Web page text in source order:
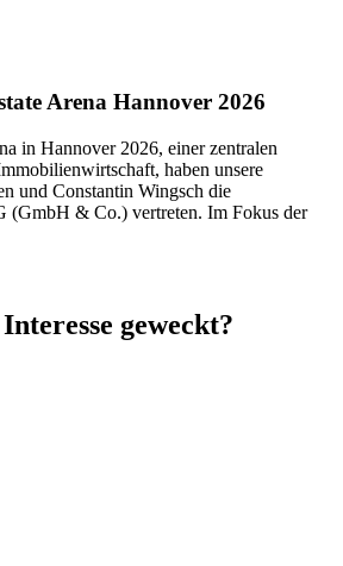
Arena Hannover 2026
in Hannover 2026, einer zentralen
haben unsere
und Constantin Wingsch die
(GmbH & Co.) vertreten. Im Fokus der
geweckt?